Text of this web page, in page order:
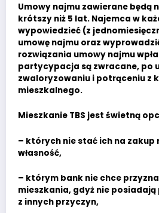
Umowy najmu zawierane będą
krótszy niż 5 lat. Najemca w
wypowiedzieć (z
umowę najmu oraz
rozwiązania umowy najmu
partycypacja są zwracane, po
zwaloryzowaniu i potrąceniu z
mieszkalnego.
Mieszkanie TBS jest świetną
– których nie stać ich na zakup
własność,
– którym bank nie chce
mieszkania, gdyż nie posiadają
z innych przyczyn,